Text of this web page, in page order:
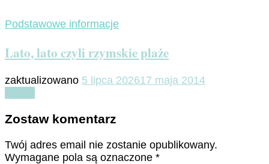
Podstawowe informacje
Lato, lato czyli rzymskie plaże
zaktualizowano 5 lipca 202617 maja 2014
Zostaw komentarz
Twój adres email nie zostanie opublikowany.
Wymagane pola są oznaczone *